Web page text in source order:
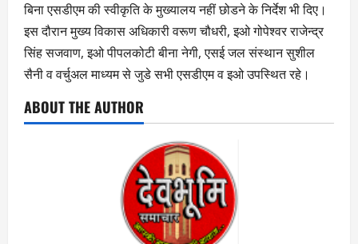
बिना एसडीएम की स्वीकृति के मुख्यालय नहीं छोडने के निर्देश भी दिए।
इस दौरान मुख्य विकास अधिकारी वरूण चौधरी, इओ गोपेश्वर राजेन्द्र
सिंह सजवाण, इओ पीपलकोटी बीना नेगी, एसई जल संस्थान सुशील
सैनी व वर्चुअल माध्यम से जुडे सभी एसडीएम व इओ उपस्थित रहे।
ABOUT THE AUTHOR